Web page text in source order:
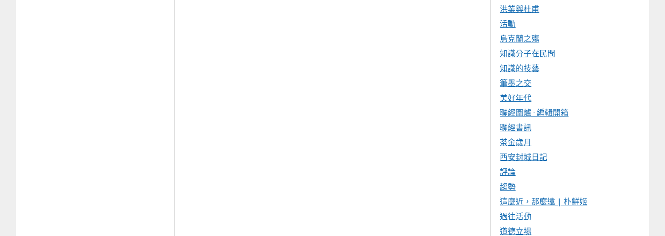
洪業與杜甫
活動
烏克蘭之殤
知識分子在民間
知識的技藝
筆墨之交
美好年代
聯經圍爐 · 編輯開箱
聯經書訊
茶金歲月
西安封城日記
評論
趨勢
這麼近，那麼遠 | 朴鮮姬
過往活動
道德立場